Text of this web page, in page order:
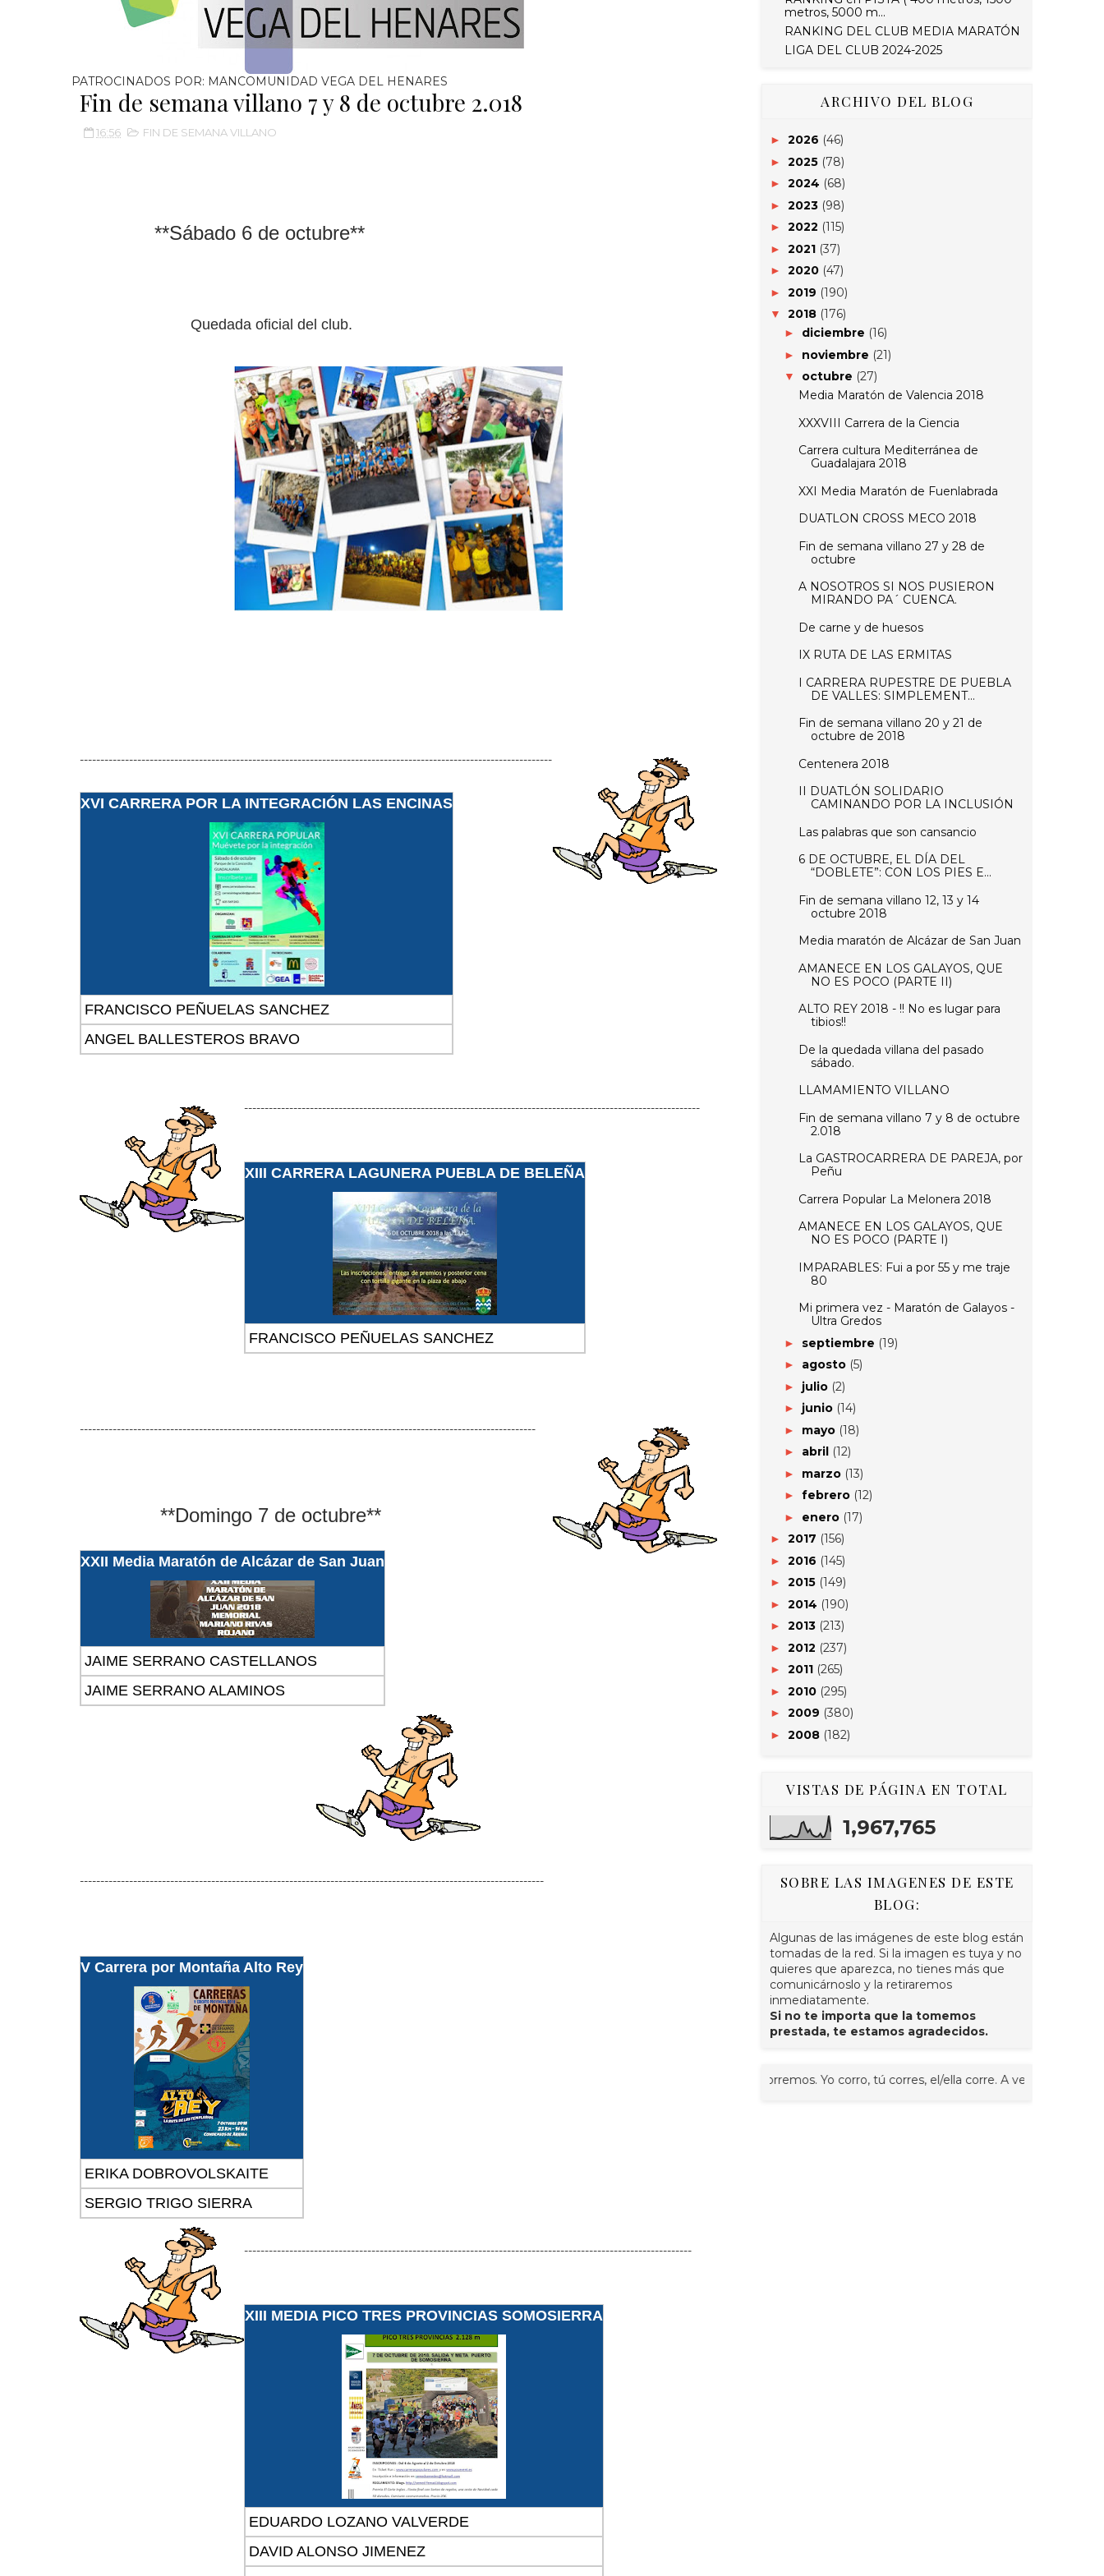
PATROCINADOS POR: MANCOMUNIDAD VEGA DEL HENARES
Fin de semana villano 7 y 8 de octubre 2.018
16:56 FIN DE SEMANA VILLANO
**Sábado 6 de octubre**
Quedada oficial del club.
-------------------------------------------------------------------------------------------------------------------
XVI CARRERA POR LA INTEGRACIÓN LAS ENCINAS
FRANCISCO PEÑUELAS SANCHEZ
ANGEL BALLESTEROS BRAVO
---------------------------------------------------------------------------------------------------------------
XIII CARRERA LAGUNERA PUEBLA DE BELEÑA
FRANCISCO PEÑUELAS SANCHEZ
---------------------------------------------------------------------------------------------------------------
**Domingo 7 de octubre**
XXII Media Maratón de Alcázar de San Juan
JAIME SERRANO CASTELLANOS
JAIME SERRANO ALAMINOS
-----------------------------------------------------------------------------------------------------------------
V Carrera por Montaña Alto Rey
ERIKA DOBROVOLSKAITE
SERGIO TRIGO SIERRA
-------------------------------------------------------------------------------------------------------------
XIII MEDIA PICO TRES PROVINCIAS SOMOSIERRA
EDUARDO LOZANO VALVERDE
DAVID ALONSO JIMENEZ
metros, 5000 m...
RANKING DEL CLUB MEDIA MARATÓN
LIGA DEL CLUB 2024-2025
ARCHIVO DEL BLOG
► 2026 (46)
► 2025 (78)
► 2024 (68)
► 2023 (98)
► 2022 (115)
► 2021 (37)
► 2020 (47)
► 2019 (190)
▼ 2018 (176)
► diciembre (16)
► noviembre (21)
▼ octubre (27)
Media Maratón de Valencia 2018
XXXVIII Carrera de la Ciencia
Carrera cultura Mediterránea de
Guadalajara 2018
XXI Media Maratón de Fuenlabrada
DUATLON CROSS MECO 2018
Fin de semana villano 27 y 28 de
octubre
A NOSOTROS SI NOS PUSIERON
MIRANDO PA´ CUENCA.
De carne y de huesos
IX RUTA DE LAS ERMITAS
I CARRERA RUPESTRE DE PUEBLA
DE VALLES: SIMPLEMENT...
Fin de semana villano 20 y 21 de
octubre de 2018
Centenera 2018
II DUATLÓN SOLIDARIO
CAMINANDO POR LA INCLUSIÓN
Las palabras que son cansancio
6 DE OCTUBRE, EL DÍA DEL
“DOBLETE”: CON LOS PIES E...
Fin de semana villano 12, 13 y 14
octubre 2018
Media maratón de Alcázar de San Juan
AMANECE EN LOS GALAYOS, QUE
NO ES POCO (PARTE II)
ALTO REY 2018 - !! No es lugar para
tibios!!
De la quedada villana del pasado
sábado.
LLAMAMIENTO VILLANO
Fin de semana villano 7 y 8 de octubre
2.018
La GASTROCARRERA DE PAREJA, por
Peñu
Carrera Popular La Melonera 2018
AMANECE EN LOS GALAYOS, QUE
NO ES POCO (PARTE I)
IMPARABLES: Fui a por 55 y me traje
80
Mi primera vez - Maratón de Galayos -
Ultra Gredos
► septiembre (19)
► agosto (5)
► julio (2)
► junio (14)
► mayo (18)
► abril (12)
► marzo (13)
► febrero (12)
► enero (17)
► 2017 (156)
► 2016 (145)
► 2015 (149)
► 2014 (190)
► 2013 (213)
► 2012 (237)
► 2011 (265)
► 2010 (295)
► 2009 (380)
► 2008 (182)
VISTAS DE PÁGINA EN TOTAL
1,967,765
SOBRE LAS IMAGENES DE ESTE
BLOG:
Algunas de las imágenes de este blog están
tomadas de la red. Si la imagen es tuya y no
quieres que aparezca, no tienes más que
comunicárnoslo y la retiraremos
inmediatamente.
Si no te importa que la tomemos
prestada, te estamos agradecidos.
Tod@s corremos. Yo corro, tú corres, el/ella corre. A veces juntos,